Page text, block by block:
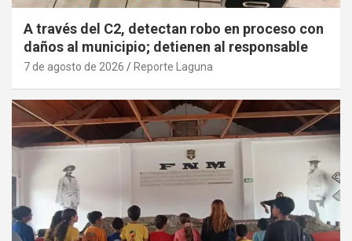
A través del C2, detectan robo en proceso con
daños al municipio; detienen al responsable
7 de agosto de 2026 Reporte Laguna